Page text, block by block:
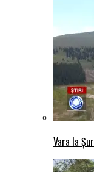
Vara la